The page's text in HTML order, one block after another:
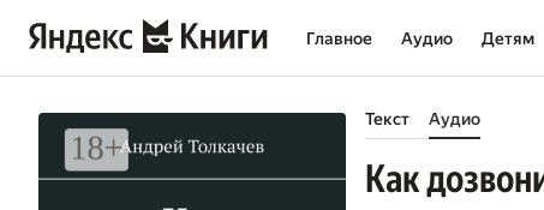
Главное Аудио Детям
Текст Аудио
Как